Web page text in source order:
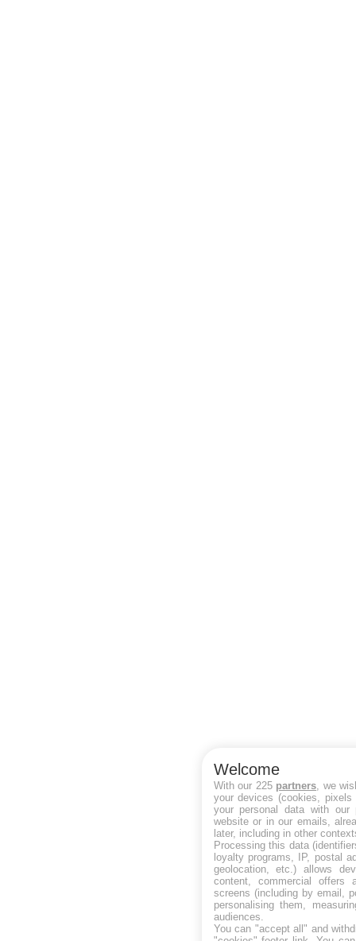
Welcome
With our 225 partners , we
your devices (cookies,
your personal data with our
website or in our emails,
later, including in other
Processing this data
loyalty programs, IP, postal
geolocation, etc.) allows
content, commercial
screens (including by email,
personalising them,
audiences.
You can "accept all" and